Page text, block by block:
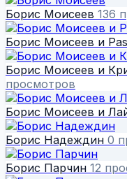
Борис Моисеев 136
Борис Моисеев и
Борис Моисеев и
просмотров
Борис Моисеев и
Борис Надеждин 0
Борис Парчин 12